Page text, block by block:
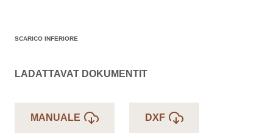
SCARICO INFERIORE
LADATTAVAT DOKUMENTIT
MANUALE DXF